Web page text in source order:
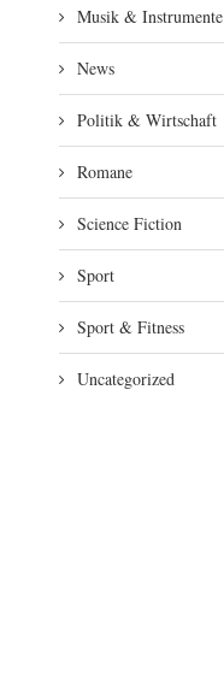
Musik & Instrumente
News
Politik & Wirtschaft
Romane
Science Fiction
Sport
Sport & Fitness
Uncategorized